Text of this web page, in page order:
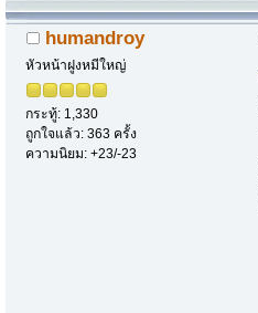
humandroy
หัวหน้าฝูงหมีใหญ่
กระทู้: 1,330
ถูกใจแล้ว: 363 ครั้ง
ความนิยม: +23/-23